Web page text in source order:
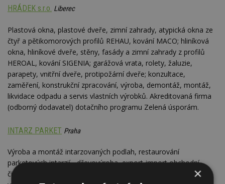
HRÁDEK s.r.o. Liberec
Plastová okna, plastové dveře, zimní zahrady, atypická okna ze
čtyř a pětikomorových profilů REHAU, kování MACO; hliníková
okna, hliníkové dveře, stěny, fasády a zimní zahrady z profilů
HEROAL, kování SIGENIA; garážová vrata, rolety, žaluzie,
parapety, vnitřní dveře, protipožární dveře; konzultace,
zaměření, konstrukční zpracování, výroba, demontáž, montáž,
likvidace odpadu a servis vlastních výrobků. Akreditovaná firma
(odborný dodavatel) dotačního programu Zelená úsporám.
INTARZ PARKET Praha
Výroba a montáž intarzovaných podlah, restaurování
parketových intarzií - dřevovýroba, export-import obchodní
činnost s dřevovýrobky a zahraničními parketovými podlahami;
×